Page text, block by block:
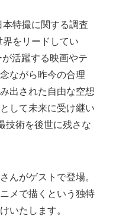
特撮に関する調査
をリードしてい
活躍する映画やテ
ながら昨今の合理
出された自由な空想
して未来に受け継い
技術を後世に残さな
んがゲストで登場。
メで描くという独特
いたします。